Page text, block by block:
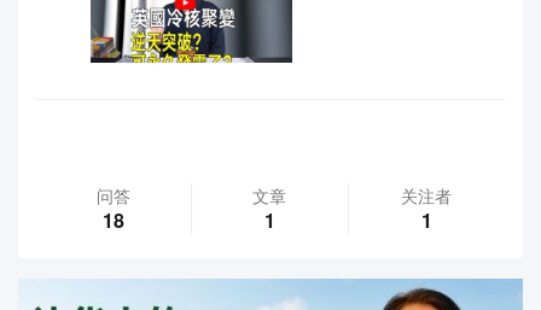
问答
18
文章
1
关注者
1